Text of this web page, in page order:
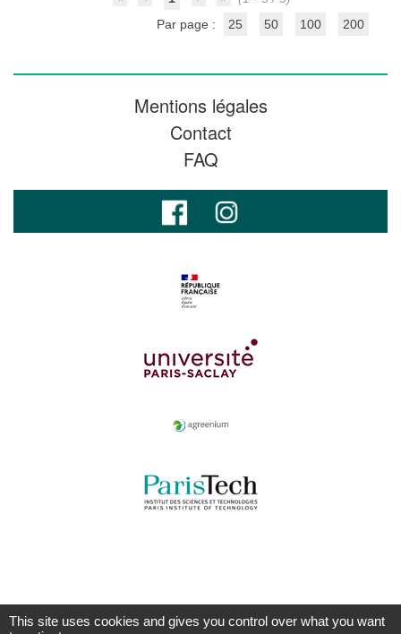
Par page :
25 50 100 200
Mentions légales
Contact
FAQ
This site uses cookies and gives you control over what you want